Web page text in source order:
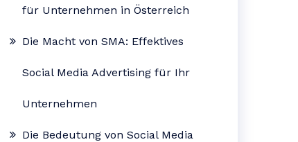
für Unternehmen in Österreich
Die Macht von SMA: Effektives
Social Media Advertising für Ihr
Unternehmen
Die Bedeutung von Social Media